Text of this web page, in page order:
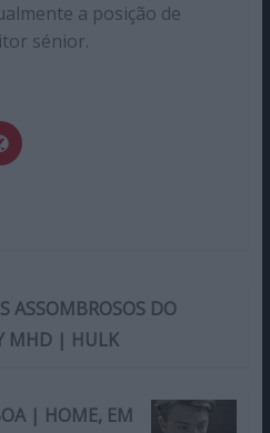
a posição de
sénior.
ASSOMBROSOS DO
MHD | HULK
| HOME, EM